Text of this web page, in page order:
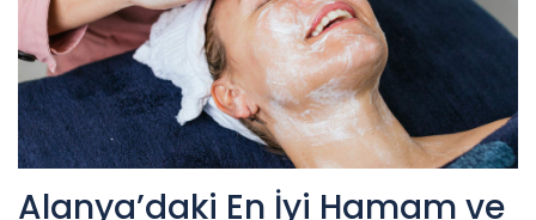
Alanya’daki En İyi Hamam ve